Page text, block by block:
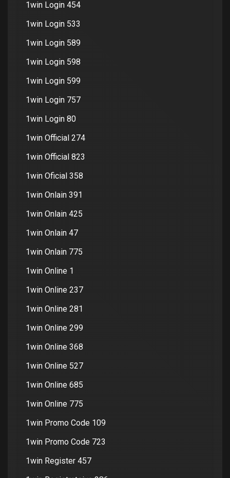
1win Login 454
1win Login 533
1win Login 589
1win Login 598
1win Login 599
1win Login 757
1win Login 80
1win Official 274
1win Official 823
1win Oficial 358
1win Onlain 391
1win Onlain 425
1win Onlain 47
1win Onlain 775
1win Online 1
1win Online 237
1win Online 281
1win Online 299
1win Online 368
1win Online 527
1win Online 685
1win Online 775
1win Promo Code 109
1win Promo Code 723
1win Register 457